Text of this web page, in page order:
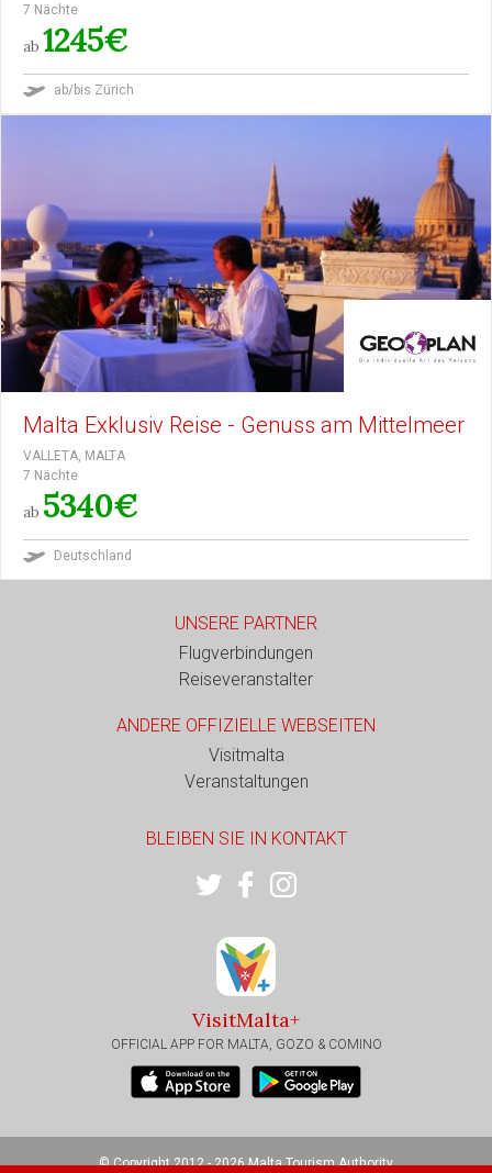
7 Nächte
ab 1245€
ab/bis Zürich
Malta Exklusiv Reise - Genuss am Mittelmeer
VALLETA, MALTA
7 Nächte
ab 5340€
Deutschland
UNSERE PARTNER
Flugverbindungen
Reiseveranstalter
ANDERE OFFIZIELLE WEBSEITEN
Visitmalta
Veranstaltungen
BLEIBEN SIE IN KONTAKT
VisitMalta+
OFFICIAL APP FOR MALTA, GOZO & COMINO
© Copyright 2012 - 2026 Malta Tourism Authority